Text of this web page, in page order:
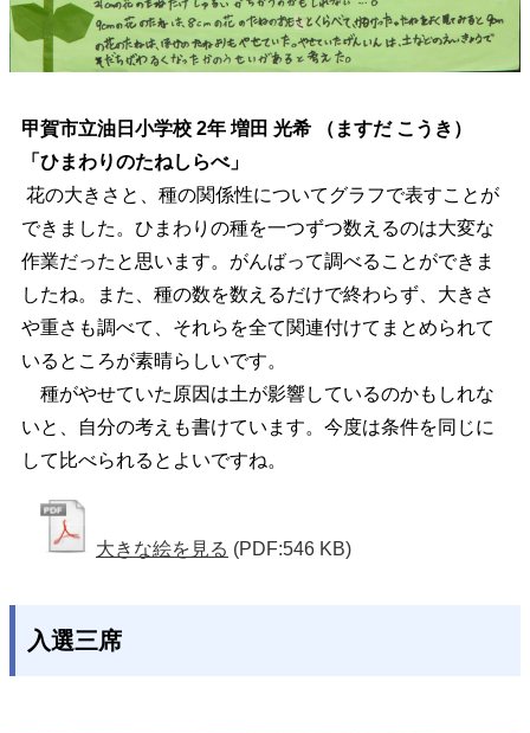
甲賀市立油日小学校 2年 増田 光希 （ますだ こうき）
「ひまわりのたねしらべ」
花の大きさと、種の関係性についてグラフで表すことが
できました。ひまわりの種を一つずつ数えるのは大変な
作業だったと思います。がんばって調べることができま
したね。また、種の数を数えるだけで終わらず、大きさ
や重さも調べて、それらを全て関連付けてまとめられて
いるところが素晴らしいです。
種がやせていた原因は土が影響しているのかもしれな
いと、自分の考えも書けています。今度は条件を同じに
して比べられるとよいですね。
大きな絵を見る (PDF:546 KB)
入選三席